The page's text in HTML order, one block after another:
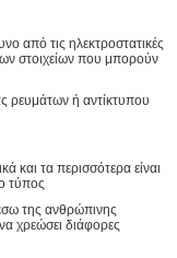
από τις ηλεκτροστατικές
στοιχείων που μπορούν
ρευμάτων ή αντίκτυπου
και τα περισσότερα είναι
τύπος
της ανθρώπινης
χρεώσει διάφορες